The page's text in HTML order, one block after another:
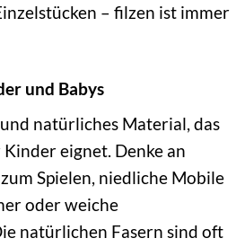
– filzen ist immer
und Babys
natürliches Material, das
eignet. Denke an
Spielen, niedliche Mobile
oder weiche
natürlichen Fasern sind oft